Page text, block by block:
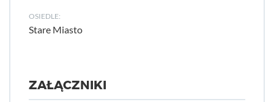
OSIEDLE:
Stare Miasto
ZAŁĄCZNIKI